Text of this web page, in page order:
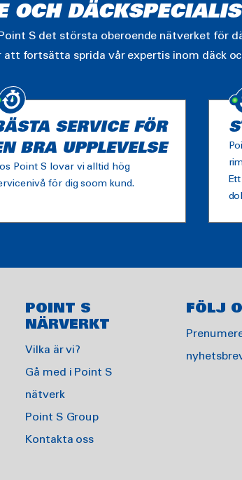
OCH
S det största oberoende nätverket för
fortsätta sprida vår expertis inom däck
SERVICE FÖR
BRA UPPLEVELSE
Point S lovar vi alltid hög
för dig soom kund.
POINT S
NÄRVERKT
Vilka är vi?
Gå med i Point S
nätverk
Point S Group
Kontakta oss
FÖLJ